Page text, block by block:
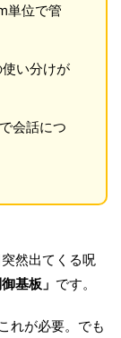
単位で管
い分けが
会話につ
然出てくる呪
基板」 です。
れが必要。でも